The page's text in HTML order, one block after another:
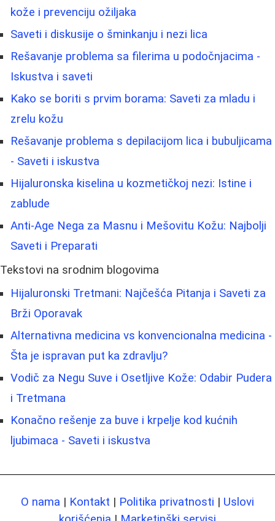
kože i prevenciju ožiljaka
Saveti i diskusije o šminkanju i nezi lica
Rešavanje problema sa filerima u podočnjacima -
Iskustva i saveti
Kako se boriti s prvim borama: Saveti za mladu i
zrelu kožu
Rešavanje problema s depilacijom lica i bubuljicama
- Saveti i iskustva
Hijaluronska kiselina u kozmetičkoj nezi: Istine i
zablude
Anti-Age Nega za Masnu i Mešovitu Kožu: Najbolji
Saveti i Preparati
Tekstovi na srodnim blogovima
Hijaluronski Tretmani: Najčešća Pitanja i Saveti za
Brži Oporavak
Alternativna medicina vs konvencionalna medicina -
Šta je ispravan put ka zdravlju?
Vodič za Negu Suve i Osetljive Kože: Odabir Pudera
i Tretmana
Konačno rešenje za buve i krpelje kod kućnih
ljubimaca - Saveti i iskustva
O nama | Kontakt | Politika privatnosti | Uslovi